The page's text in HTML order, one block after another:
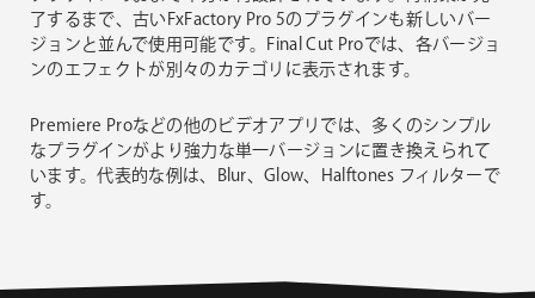
了するまで、古いFxFactory Pro 5のプラグインも新しいバー
ジョンと並んで使用可能です。Final Cut Proでは、各バージョ
ンのエフェクトが別々のカテゴリに表示されます。
Premiere Proなどの他のビデオアプリでは、多くのシンプル
なプラグインがより強力な単一バージョンに置き換えられて
います。代表的な例は、Blur、Glow、Halftones フィルターで
す。